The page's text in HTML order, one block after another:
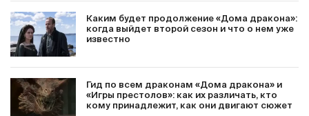
Каким будет продолжение «Дома дракона»:
когда выйдет второй сезон и что о нем уже
известно
Гид по всем драконам «Дома дракона» и
«Игры престолов»: как их различать, кто
кому принадлежит, как они двигают сюжет